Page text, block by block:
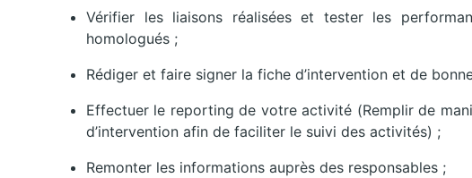
Vérifier les liaisons réalisées et tester les
homologués ;
Rédiger et faire signer la fiche d’intervention et de
Effectuer le reporting de votre activité (Remplir de
d’intervention afin de faciliter le suivi des activités) ;
Remonter les informations auprès des responsables ;